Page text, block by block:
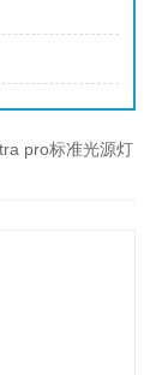
pro标准光源灯